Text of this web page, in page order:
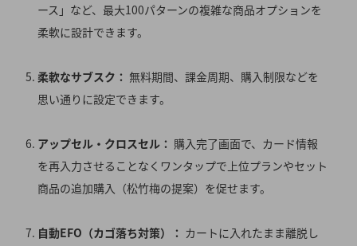
ース」など、最大100パターンの複雑な商品オプションを
柔軟に設計できます。
柔軟なサブスク： 無料期間、課金周期、購入制限などを
思い通りに設定できます。
アップセル・クロスセル： 購入完了画面で、カード情報
を再入力させることなくワンタップで上位プランやセット
商品の追加購入（松竹梅の提案）を促せます。
自動EFO（カゴ落ち対策）： カートに入れたまま離脱し